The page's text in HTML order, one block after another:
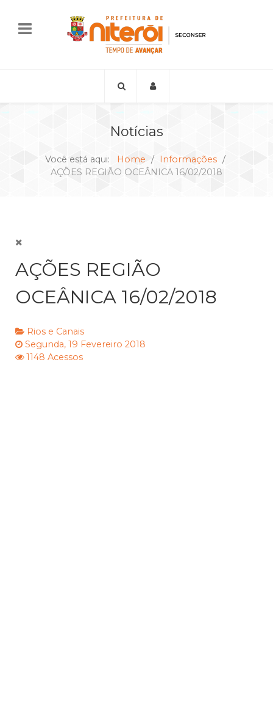
Notícias
Você está aqui: Home
Informações
AÇÕES REGIÃO OCEÂNICA 16/02/2018
AÇÕES REGIÃO
OCEÂNICA 16/02/2018
Rios e Canais
Segunda, 19 Fevereiro 2018
1148 Acessos